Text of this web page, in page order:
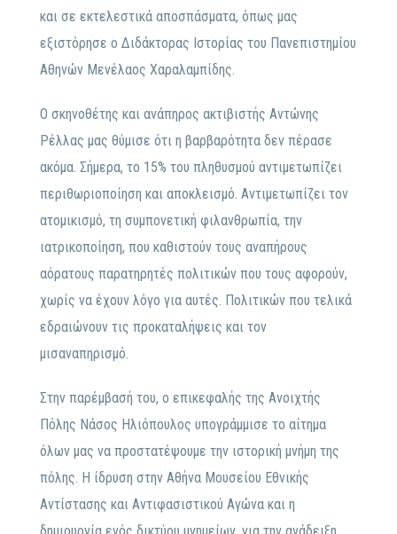
και σε εκτελεστικά αποσπάσματα, όπως μας
εξιστόρησε ο Διδάκτορας Ιστορίας του Πανεπιστημίου
Αθηνών Μενέλαος Χαραλαμπίδης.
Ο σκηνοθέτης και ανάπηρος ακτιβιστής Αντώνης
Ρέλλας μας θύμισε ότι η βαρβαρότητα δεν πέρασε
ακόμα. Σήμερα, το 15% του πληθυσμού αντιμετωπίζει
περιθωριοποίηση και αποκλεισμό. Αντιμετωπίζει τον
ατομικισμό, τη συμπονετική φιλανθρωπία, την
ιατρικοποίηση, που καθιστούν τους αναπήρους
αόρατους παρατηρητές πολιτικών που τους αφορούν,
χωρίς να έχουν λόγο για αυτές. Πολιτικών που τελικά
εδραιώνουν τις προκαταλήψεις και τον
μισαναπηρισμό.
Στην παρέμβασή του, ο επικεφαλής της Ανοιχτής
Πόλης Νάσος Ηλιόπουλος υπογράμμισε το αίτημα
όλων μας να προστατέψουμε την ιστορική μνήμη της
πόλης. Η ίδρυση στην Αθήνα Μουσείου Εθνικής
Αντίστασης και Αντιφασιστικού Αγώνα και η